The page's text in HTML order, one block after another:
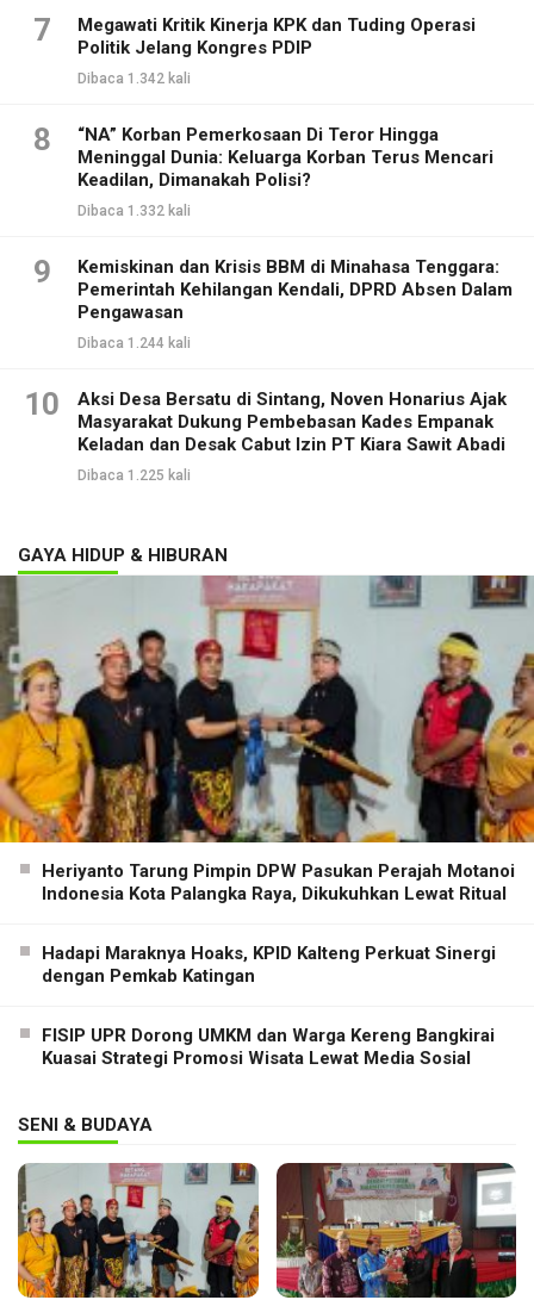
7
Megawati Kritik Kinerja KPK dan Tuding Operasi
Politik Jelang Kongres PDIP
Dibaca 1.342 kali
8
“NA” Korban Pemerkosaan Di Teror Hingga
Meninggal Dunia: Keluarga Korban Terus Mencari
Keadilan, Dimanakah Polisi?
Dibaca 1.332 kali
9
Kemiskinan dan Krisis BBM di Minahasa Tenggara:
Pemerintah Kehilangan Kendali, DPRD Absen Dalam
Pengawasan
Dibaca 1.244 kali
10
Aksi Desa Bersatu di Sintang, Noven Honarius Ajak
Masyarakat Dukung Pembebasan Kades Empanak
Keladan dan Desak Cabut Izin PT Kiara Sawit Abadi
Dibaca 1.225 kali
GAYA HIDUP & HIBURAN
Heriyanto Tarung Pimpin DPW Pasukan Perajah Motanoi
Indonesia Kota Palangka Raya, Dikukuhkan Lewat Ritual
Hadapi Maraknya Hoaks, KPID Kalteng Perkuat Sinergi
dengan Pemkab Katingan
FISIP UPR Dorong UMKM dan Warga Kereng Bangkirai
Kuasai Strategi Promosi Wisata Lewat Media Sosial
SENI & BUDAYA